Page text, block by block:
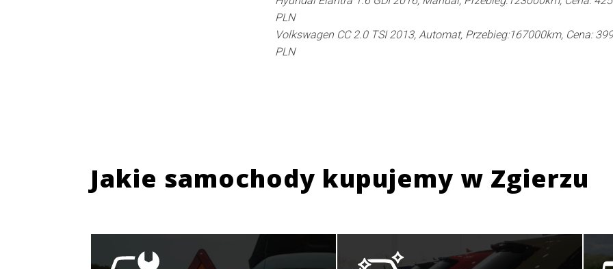
PLN
Volkswagen CC 2.0 TSI 2013, Automat, Przebieg:167000km, Cena:
PLN
Jakie samochody kupujemy w Zgierzu